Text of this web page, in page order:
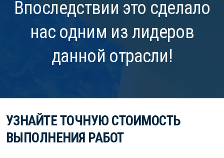
Впоследствии это сделало
нас одним из лидеров
данной отрасли!
УЗНАЙТЕ ТОЧНУЮ СТОИМОСТЬ
ВЫПОЛНЕНИЯ РАБОТ